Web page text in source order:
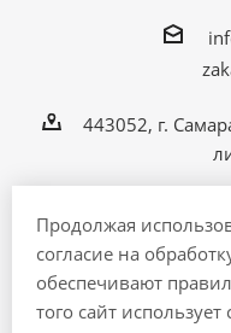
Продолжая
согласие на
обеспечивают
того сайт
443052, г.
Информация на сайте
2026 © ЭлементБТ -